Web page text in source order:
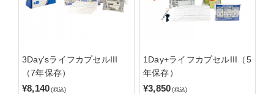
3Day'sライフカプセルIII
（7年保存）
¥8,140 (税込)
1Day+ライフカプセルIII（5
年保存）
¥3,850 (税込)